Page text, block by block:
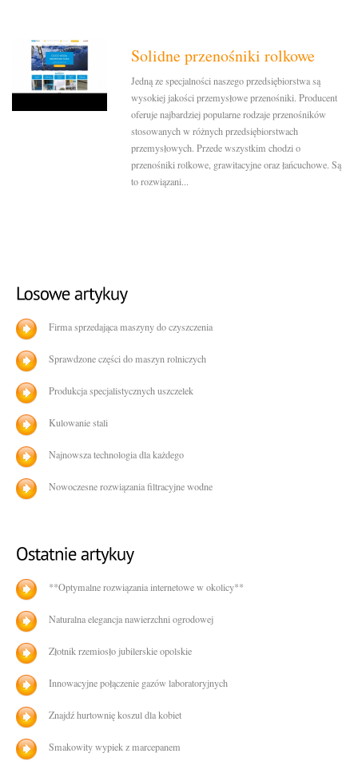
Solidne przenośniki rolkowe
Jedną ze specjalności naszego przedsiębiorstwa są
wysokiej jakości przemysłowe przenośniki. Producent
oferuje najbardziej popularne rodzaje przenośników
stosowanych w różnych przedsiębiorstwach
przemysłowych. Przede wszystkim chodzi o
przenośniki rolkowe, grawitacyjne oraz łańcuchowe. Są
to rozwiązani...
Firma sprzedająca maszyny do czyszczenia
Sprawdzone części do maszyn rolniczych
Produkcja specjalistycznych uszczelek
Kulowanie stali
Najnowsza technologia dla każdego
Nowoczesne rozwiązania filtracyjne wodne
**Optymalne rozwiązania internetowe w okolicy**
Naturalna elegancja nawierzchni ogrodowej
Złotnik rzemiosło jubilerskie opolskie
Innowacyjne połączenie gazów laboratoryjnych
Znajdź hurtownię koszul dla kobiet
Smakowity wypiek z marcepanem